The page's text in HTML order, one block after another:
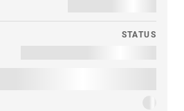
STATUS